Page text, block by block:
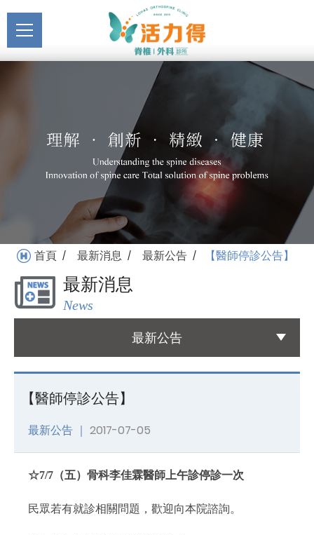
【醫師停診公告】_最新公
告_最新消息 | 活力得脊椎
外科診所
主選單關於活力得
醫療服務
Medical Service
Registration
就醫指南
Medical Instruction
衛教專區
Health Education
友善連結
Contact
首頁 / 最新消息 / 最新公告 / 【醫師停診公告】
最新消息
News
最新公告
【醫師停診公告】
最新公告 ｜ 2017-07-05
☆7/7（五）骨科李佳霖醫師上午診停診一次
民眾若有就診相關問題，歡迎向本院諮詢。